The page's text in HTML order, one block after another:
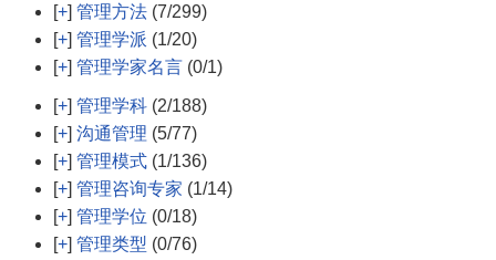
[+] 管理方法 (7/299)
[+] 管理学派 (1/20)
[+] 管理学家名言 (0/1)
[+] 管理学科 (2/188)
[+] 沟通管理 (5/77)
[+] 管理模式 (1/136)
[+] 管理咨询专家 (1/14)
[+] 管理学位 (0/18)
[+] 管理类型 (0/76)